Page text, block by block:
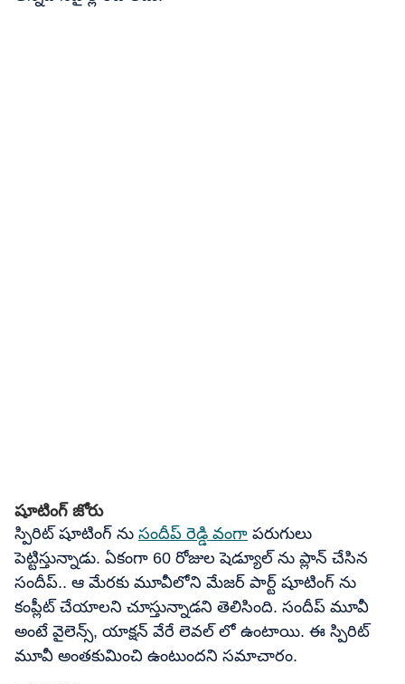
షూటింగ్ జోరు
స్పిరిట్ షూటింగ్ ను సందీప్ రెడ్డి వంగా పరుగులు
పెట్టిస్తున్నాడు. ఏకంగా 60 రోజుల షెడ్యూల్ ను ప్లాన్ చేసిన
సందీప్.. ఆ మేరకు మూవీలోని మేజర్ పార్ట్ షూటింగ్ ను
కంప్లీట్ చేయాలని చూస్తున్నాడని తెలిసింది. సందీప్ మూవీ
అంటే వైలెన్స్, యాక్షన్ వేరే లెవల్ లో ఉంటాయి. ఈ స్పిరిట్
మూవీ అంతకుమించి ఉంటుందని సమాచారం.